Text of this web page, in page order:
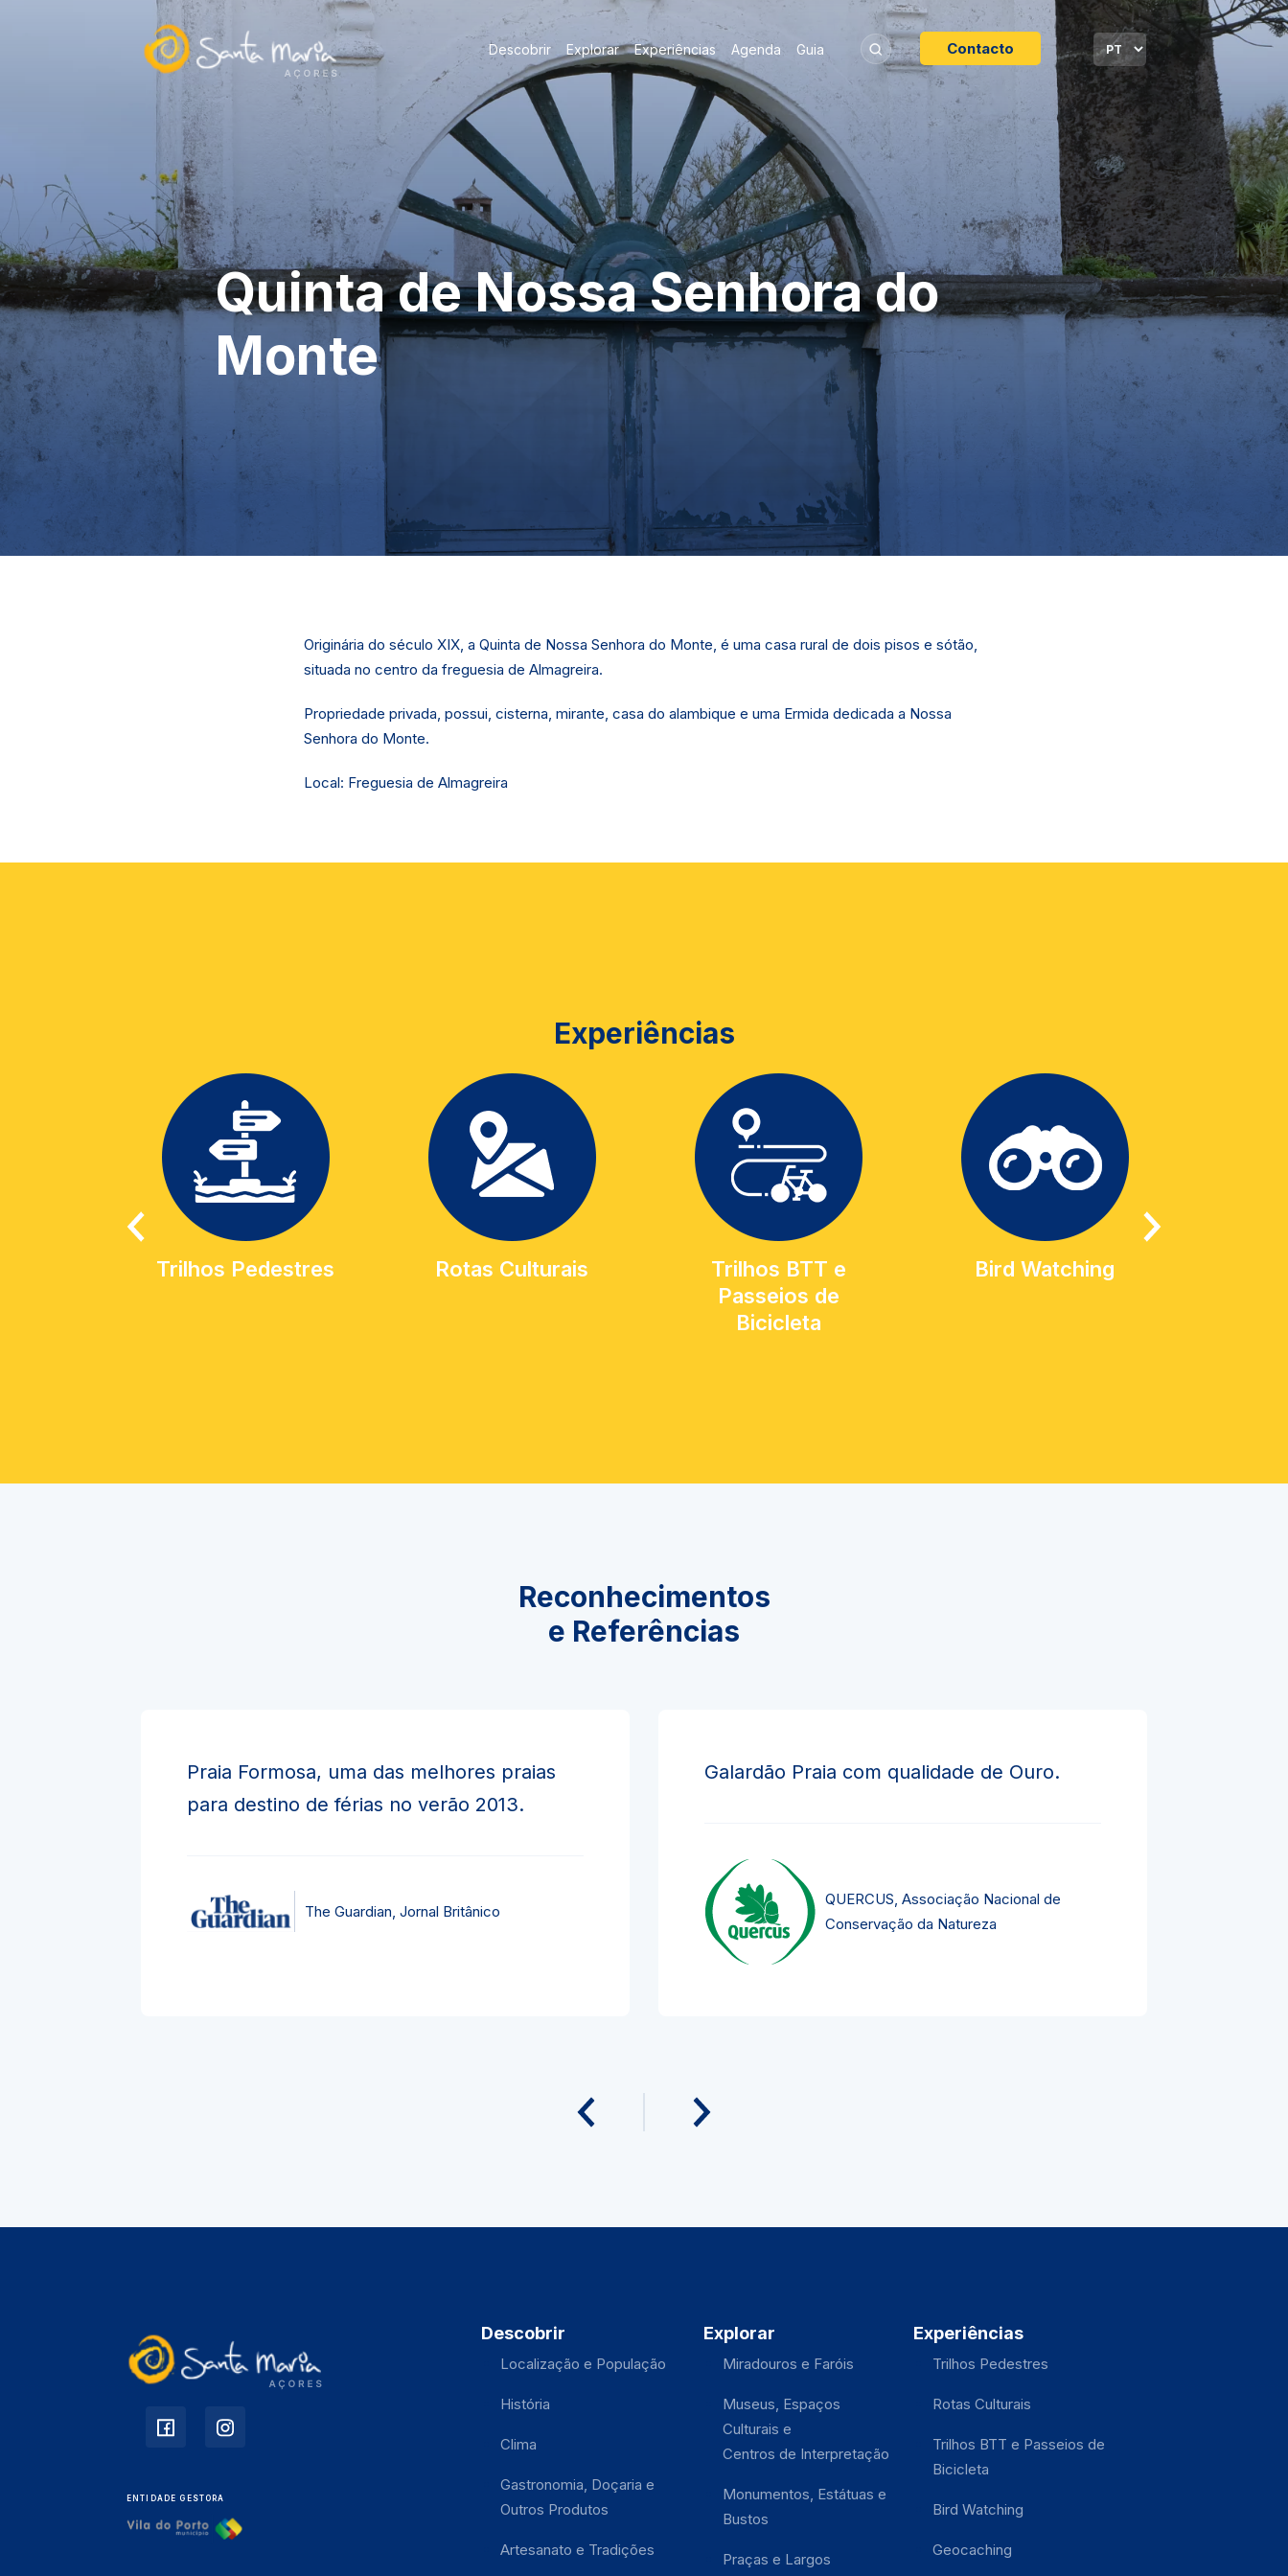
Descobrir Explorar Experiências Agenda Guia Contacto
Quinta de Nossa Senhora do
Monte
Originária do século XIX, a Quinta de Nossa Senhora do Monte, é uma casa rural de dois pisos e sótão,
situada no centro da freguesia de Almagreira.
Propriedade privada, possui, cisterna, mirante, casa do alambique e uma Ermida dedicada a Nossa
Senhora do Monte.
Local: Freguesia de Almagreira
Experiências
Trilhos Pedestres Rotas Culturais
Trilhos BTT e
Passeios de
Bicicleta
Bird Watching
Reconhecimentos
e Referências
Praia Formosa, uma das melhores praias
para destino de férias no verão 2013.
The Guardian, Jornal Britânico
Galardão Praia com qualidade de Ouro.
QUERCUS, Associação Nacional de
Conservação da Natureza
ENTIDADE GESTORA
Descobrir
Localização e População
História
Clima
Gastronomia, Doçaria e
Outros Produtos
Artesanato e Tradições
Explorar
Miradouros e Faróis
Museus, Espaços
Culturais e
Centros de Interpretação
Monumentos, Estátuas e
Bustos
Praças e Largos
Experiências
Trilhos Pedestres
Rotas Culturais
Trilhos BTT e Passeios de
Bicicleta
Bird Watching
Geocaching